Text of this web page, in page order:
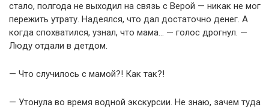
стало, полгода не выходил на связь с Верой — никак не мог
пережить утрату. Надеялся, что дал достаточно денег. А
когда спохватился, узнал, что мама… — голос дрогнул. —
Люду отдали в детдом.
— Что случилось с мамой?! Как так?!
— Утонула во время водной экскурсии. Не знаю, зачем туда